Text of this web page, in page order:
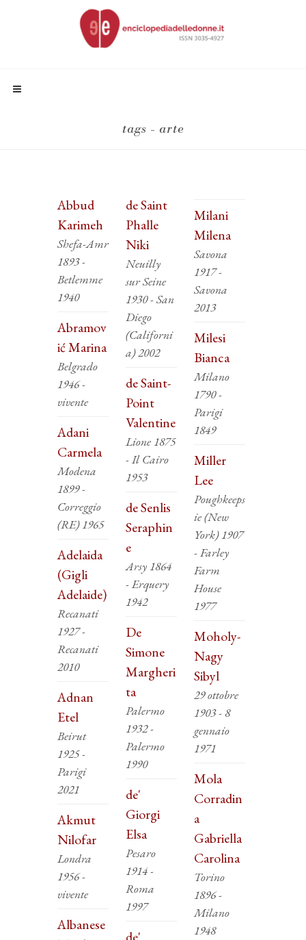
tags - arte
Abbud
Karimeh
Shefa-Amr
1893 -
Betlemme
1940
Abramov
ić Marina
Belgrado
1946 -
vivente
Adani
Carmela
Modena
1899 -
Correggio
(RE) 1965
Adelaida
(Gigli
Adelaide)
Recanati
1927 -
Recanati
2010
Adnan
Etel
Beirut
1925 -
Parigi
2021
Akmut
Nilofar
Londra
1956 -
vivente
Albanese
de Saint
Phalle
Niki
Neuilly
sur Seine
1930 - San
Diego
(Californi
a) 2002
de Saint-
Point
Valentine
Lione 1875
- Il Cairo
1953
de Senlis
Seraphin
e
Arsy 1864
- Erquery
1942
De
Simone
Margheri
ta
Palermo
1932 -
Palermo
1990
de'
Giorgi
Elsa
Pesaro
1914 -
Roma
1997
Milani
Milena
Savona
1917 -
Savona
2013
Milesi
Bianca
Milano
1790 -
Parigi
1849
Miller
Lee
Poughkeeps
ie (New
York) 1907
- Farley
Farm
House
1977
Moholy-
Nagy
Sibyl
29 ottobre
1903 - 8
gennaio
1971
Mola
Corradin
a
Gabriella
Carolina
Torino
1896 -
Milano
1948